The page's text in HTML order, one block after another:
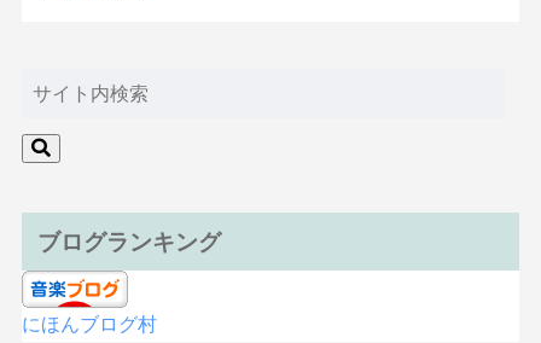
ブログランキング
にほんブログ村